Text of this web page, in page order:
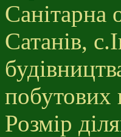
Санітарна
Сатанів,
побутових
Розмір